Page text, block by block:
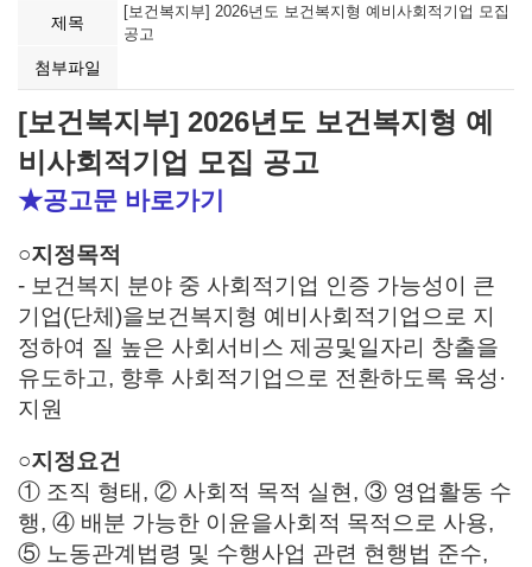
제목
[보건복지부] 2026년도 보건복지형 예비사회적기업 모집
공고
첨부파일
[보건복지부] 2026년도 보건복지형 예
비사회적기업 모집 공고
★공고문 바로가기
○지정목적
- 보건복지 분야 중 사회적기업 인증 가능성이 큰
기업(단체)을보건복지형 예비사회적기업으로 지
정하여 질 높은 사회서비스 제공및일자리 창출을
유도하고, 향후 사회적기업으로 전환하도록 육성·
지원
○지정요건
① 조직 형태, ② 사회적 목적 실현, ③ 영업활동 수
행, ④ 배분 가능한 이윤을사회적 목적으로 사용,
⑤ 노동관계법령 및 수행사업 관련 현행법 준수,